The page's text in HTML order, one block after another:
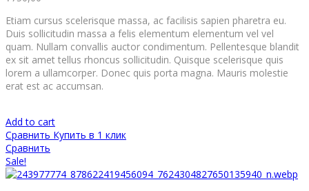
Etiam cursus scelerisque massa, ac facilisis sapien pharetra eu.
Duis sollicitudin massa a felis elementum elementum vel vel
quam. Nullam convallis auctor condimentum. Pellentesque blandit
ex sit amet tellus rhoncus sollicitudin. Quisque scelerisque quis
lorem a ullamcorper. Donec quis porta magna. Mauris molestie
erat est ac accumsan.
Add to cart
Сравнить Купить в 1 клик
Сравнить
Sale!